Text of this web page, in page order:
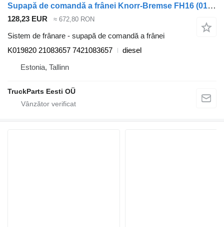
Supapă de comandă a frânei Knorr-Bremse FH16 (01.93-) K019820 pentru cap tractor Volvo FH12, FH16, NH12, FH, VNL780 (1993-2014)
128,23 EUR ≈ 672,80 RON
Sistem de frânare - supapă de comandă a frânei
K019820 21083657 7421083657
diesel
Estonia, Tallinn
TruckParts Eesti OÜ